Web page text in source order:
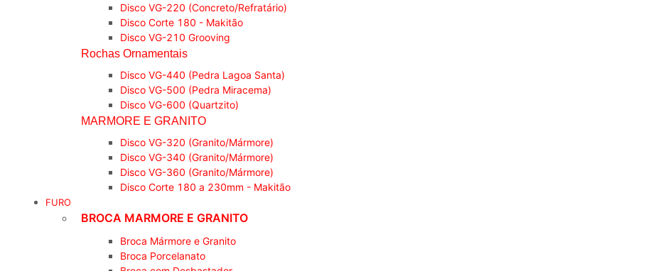
Disco VG-220 (Concreto/Refratário)
Disco Corte 180 - Makitão
Disco VG-210 Grooving
Rochas Ornamentais
Disco VG-440 (Pedra Lagoa Santa)
Disco VG-500 (Pedra Miracema)
Disco VG-600 (Quartzito)
MARMORE E GRANITO
Disco VG-320 (Granito/Mármore)
Disco VG-340 (Granito/Mármore)
Disco VG-360 (Granito/Mármore)
Disco Corte 180 a 230mm - Makitão
FURO
BROCA MARMORE E GRANITO
Broca Mármore e Granito
Broca Porcelanato